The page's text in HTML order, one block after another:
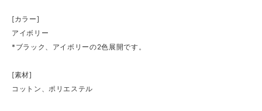
[カラー]
アイボリー
*ブラック、アイボリーの2色展開です。
[素材]
コットン、ポリエステル